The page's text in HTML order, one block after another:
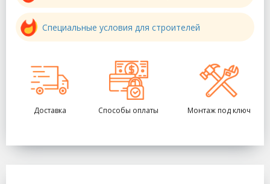
Специальные условия для строителей
Доставка Способы оплаты Монтаж под ключ